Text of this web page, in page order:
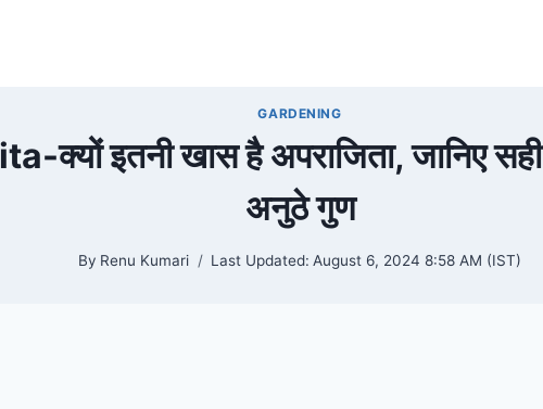
GARDENING
क्यों इतनी खास है अपराजिता, जानिए
अनुठे गुण
By Renu Kumari Last Updated: August 6, 2024 8:58 AM (IST)